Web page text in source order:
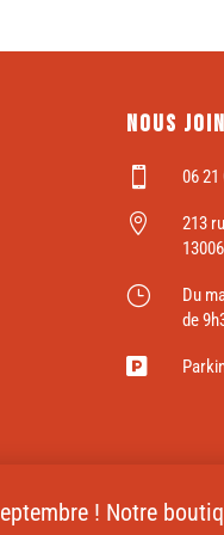
! Notre
Nous
 06 21

213
}
Du
de
